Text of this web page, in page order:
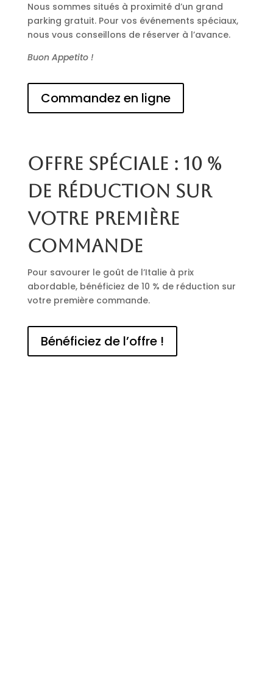
Nous sommes situés à proximité d’un grand
parking gratuit. Pour vos événements spéciaux,
nous vous conseillons de réserver à l’avance.
Buon Appetito !
Commandez en ligne
Offre spéciale : 10 %
de réduction sur
votre première
commande
Pour savourer le goût de l’Italie à prix
abordable, bénéficiez de 10 % de réduction sur
votre première commande.
Bénéficiez de l’offre !